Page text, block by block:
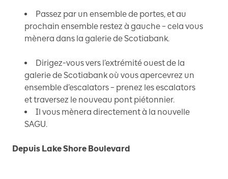
Passez par un ensemble de portes, et au
prochain ensemble restez à gauche – cela vous
mènera dans la galerie de Scotiabank.
Dirigez-vous vers l’extrémité ouest de la
galerie de Scotiabank où vous apercevrez un
ensemble d’escalators – prenez les escalators
et traversez le nouveau pont piétonnier.
Il vous mènera directement à la nouvelle
SAGU.
Depuis Lake Shore Boulevard